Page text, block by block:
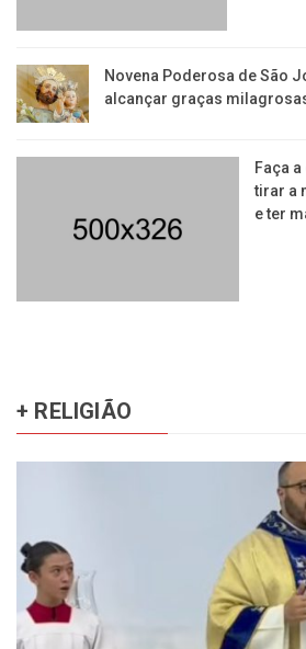
Novena Poderosa de São
alcançar graças
Faça
tirar a
e ter
+ RELIGIÃO